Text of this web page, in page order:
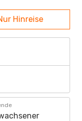
Hinreise